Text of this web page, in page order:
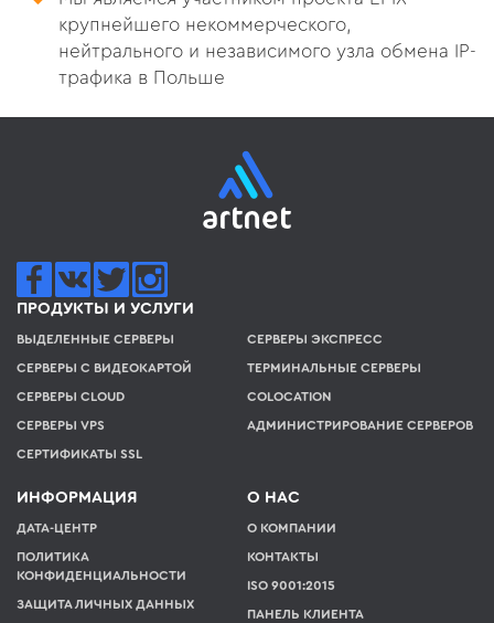
крупнейшего некоммерческого,
нейтрального и независимого узла обмена IP-
трафика в Польше
ПРОДУКТЫ И УСЛУГИ
ВЫДЕЛЕННЫЕ СЕРВЕРЫ СЕРВЕРЫ ЭКСПРЕСС
СЕРВЕРЫ С ВИДЕОКАРТОЙ ТЕРМИНАЛЬНЫЕ СЕРВЕРЫ
СЕРВЕРЫ CLOUD COLOCATION
СЕРВЕРЫ VPS АДМИНИСТРИРОВАНИЕ СЕРВЕРОВ
СЕРТИФИКАТЫ SSL
ИНФОРМАЦИЯ
ДАТА-ЦЕНТР
ПОЛИТИКА
КОНФИДЕНЦИАЛЬНОСТИ
ЗАЩИТА ЛИЧНЫХ ДАННЫХ
О НАС
О КОМПАНИИ
КОНТАКТЫ
ISO 9001:2015
ПАНЕЛЬ КЛИЕНТА